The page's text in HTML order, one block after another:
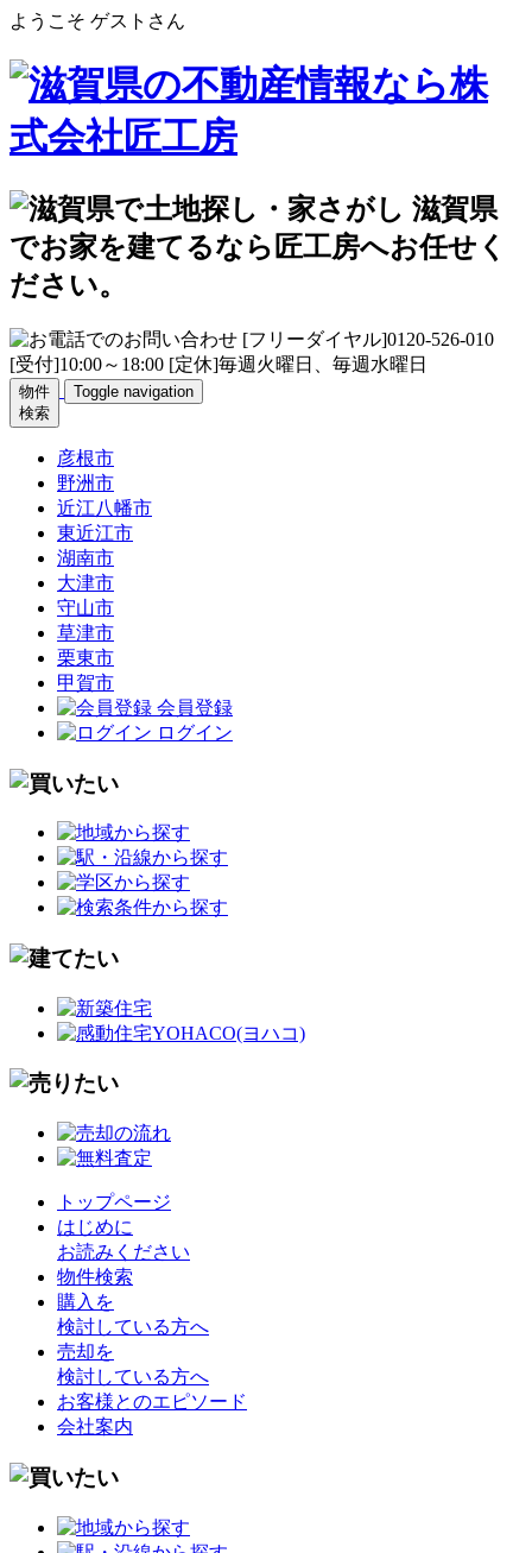
ようこそ ゲストさん
物件
検索
Toggle navigation
彦根市
野洲市
近江八幡市
東近江市
湖南市
大津市
守山市
草津市
栗東市
甲賀市
会員登録
ログイン
トップページ
はじめに
お読みください
物件検索
購入を
検討している方へ
売却を
検討している方へ
お客様とのエピソード
会社案内